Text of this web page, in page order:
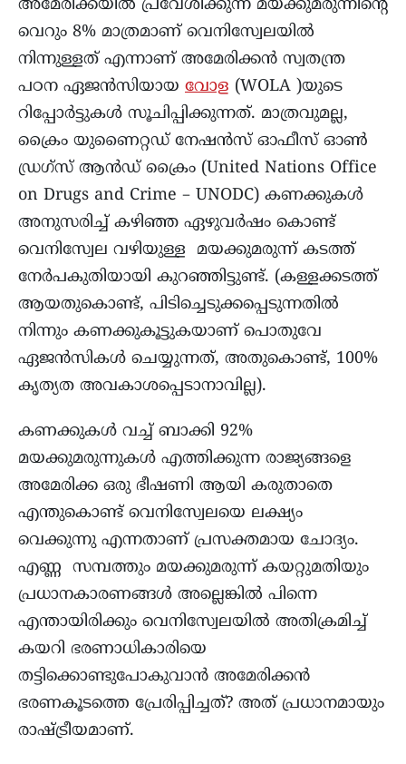
അമേരിക്കയിൽ പ്രവേശിക്കുന്ന മയക്കുമരുന്നിന്റെ
വെറും 8% മാത്രമാണ് വെനിസ്വേലയിൽ
നിന്നുള്ളത് എന്നാണ് അമേരിക്കൻ സ്വതന്ത്ര
പഠന ഏജൻസിയായ വോള (WOLA )യുടെ
റിപ്പോർട്ടുകൾ സൂചിപ്പിക്കുന്നത്. മാത്രവുമല്ല,
ക്രൈം യുണൈറ്റഡ് നേഷൻസ് ഓഫീസ് ഓൺ
ഡ്രഗ്സ് ആൻഡ് ക്രൈം (United Nations Office
on Drugs and Crime – UNODC) കണക്കുകൾ
അനുസരിച്ച് കഴിഞ്ഞ ഏഴുവർഷം കൊണ്ട്
വെനിസ്വേല വഴിയുള്ള മയക്കുമരുന്ന് കടത്ത്
നേർപകുതിയായി കുറഞ്ഞിട്ടുണ്ട്. (കള്ളക്കടത്ത്
ആയതുകൊണ്ട്, പിടിച്ചെടുക്കപ്പെടുന്നതിൽ
നിന്നും കണക്കുകൂട്ടുകയാണ് പൊതുവേ
ഏജൻസികൾ ചെയ്യുന്നത്, അതുകൊണ്ട്, 100%
കൃത്യത അവകാശപ്പെടാനാവില്ല).
കണക്കുകൾ വച്ച് ബാക്കി 92%
മയക്കുമരുന്നുകൾ എത്തിക്കുന്ന രാജ്യങ്ങളെ
അമേരിക്ക ഒരു ഭീഷണി ആയി കരുതാതെ
എന്തുകൊണ്ട് വെനിസ്വേലയെ ലക്ഷ്യം
വെക്കുന്നു എന്നതാണ് പ്രസക്തമായ ചോദ്യം.
എണ്ണ സമ്പത്തും മയക്കുമരുന്ന് കയറ്റുമതിയും
പ്രധാനകാരണങ്ങൾ അല്ലെങ്കിൽ പിന്നെ
എന്തായിരിക്കും വെനിസ്വേലയിൽ അതിക്രമിച്ച്
കയറി ഭരണാധികാരിയെ
തട്ടിക്കൊണ്ടുപോകുവാൻ അമേരിക്കൻ
ഭരണകൂടത്തെ പ്രേരിപ്പിച്ചത്? അത് പ്രധാനമായും
രാഷ്ട്രീയമാണ്.